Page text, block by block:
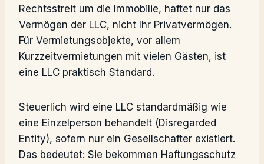
Rechtsstreit um die Immobilie, haftet nur das
Vermögen der LLC, nicht Ihr Privatvermögen.
Für Vermietungsobjekte, vor allem
Kurzzeitvermietungen mit vielen Gästen, ist
eine LLC praktisch Standard.
Steuerlich wird eine LLC standardmäßig wie
eine Einzelperson behandelt (Disregarded
Entity), sofern nur ein Gesellschafter existiert.
Das bedeutet: Sie bekommen Haftungsschutz